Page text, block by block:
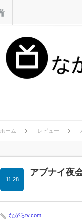
ホーム レビュー
アブナイ夜
11.28
ながらtv.com